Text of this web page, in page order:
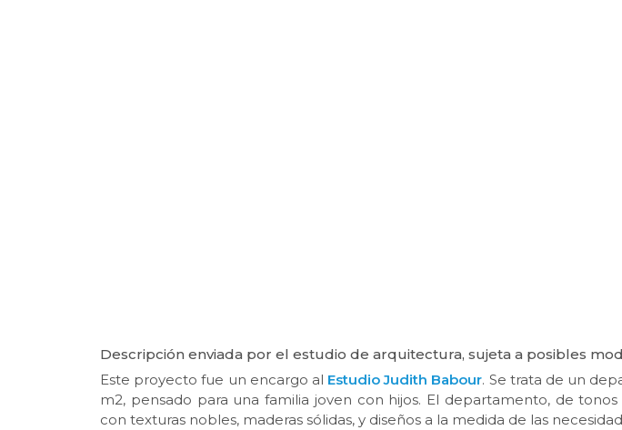
Descripción enviada por el estudio de arquitectura, sujeta a posibles
Este proyecto fue un encargo al Estudio Judith Babour. Se trata de un
m2, pensado para una familia joven con hijos. El departamento, de
con texturas nobles, maderas sólidas, y diseños a la medida de las